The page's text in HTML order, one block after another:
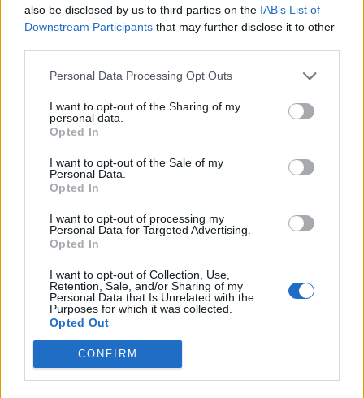
also be disclosed by us to third parties on the IAB’s List of
Downstream Participants that may further disclose it to other
Personal Data Processing Opt Outs
I want to opt-out of the Sharing of my
personal data.
Opted In
I want to opt-out of the Sale of my
Personal Data.
Opted In
I want to opt-out of processing my
Personal Data for Targeted Advertising.
Opted In
I want to opt-out of Collection, Use,
Retention, Sale, and/or Sharing of my
Personal Data that Is Unrelated with the
Purposes for which it was collected.
Opted Out
CONFIRM
toinen lentoyhtiö – matkustajille tärkeä
rajoitus
näyttää syksyn sää
Kela voi leikata tukia ulkomaanmatkan
vuoksi
Suolikaasun tuoksu levisi Spider-Man -
näytöksessä – yleisö poistui paikalta